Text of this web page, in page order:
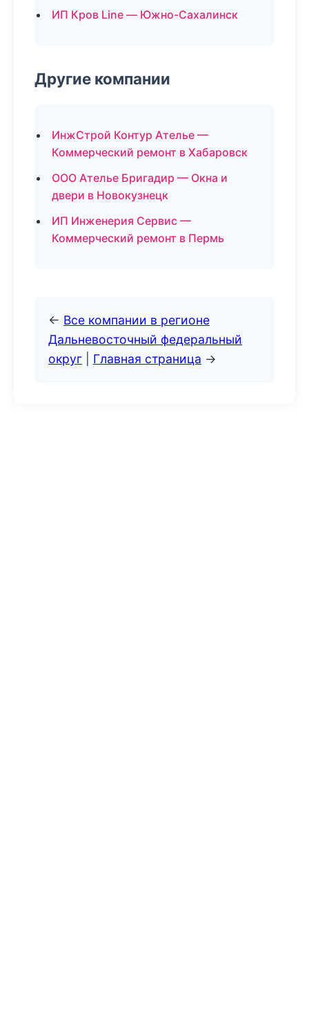
ИП Кров Line — Южно-Сахалинск
Другие компании
ИнжСтрой Контур Ателье —
Коммерческий ремонт в Хабаровск
ООО Ателье Бригадир — Окна и
двери в Новокузнецк
ИП Инженерия Сервис —
Коммерческий ремонт в Пермь
← Все компании в регионе
Дальневосточный федеральный
округ
Главная страница →